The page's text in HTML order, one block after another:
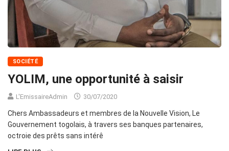
SOCIÉTÉ
YOLIM, une opportunité à saisir
L'EmissaireAdmin 30/07/2020
Chers Ambassadeurs et membres de la Nouvelle Vision, Le
Gouvernement togolais, à travers ses banques partenaires,
octroie des prêts sans intérê